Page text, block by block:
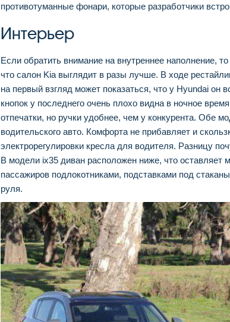
противотуманные фонари, которые разработчики
Интерьер
Если обратить внимание на внутреннее наполнение,
что салон Kia выглядит в разы лучше. В ходе
на первый взгляд может показаться, что у Hyundai он
кнопок у последнего очень плохо видна в ночное
отпечатки, но ручки удобнее, чем у конкурента. Обе
водительского авто. Комфорта не прибавляет и
электрорегулировки кресла для водителя. Разницу
В модели ix35 диван расположен ниже, что
пассажиров подлокотниками, подставками под
руля.